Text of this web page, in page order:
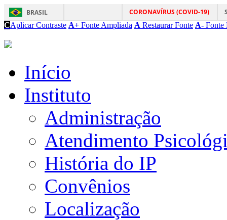
BRASIL CORONAVÍRUS (COVID-19)
CAplicar Contraste A+ Fonte Ampliada A Restaurar Fonte A- Fonte
Início
Instituto
Administração
Atendimento
História do IP
Convênios
Localização